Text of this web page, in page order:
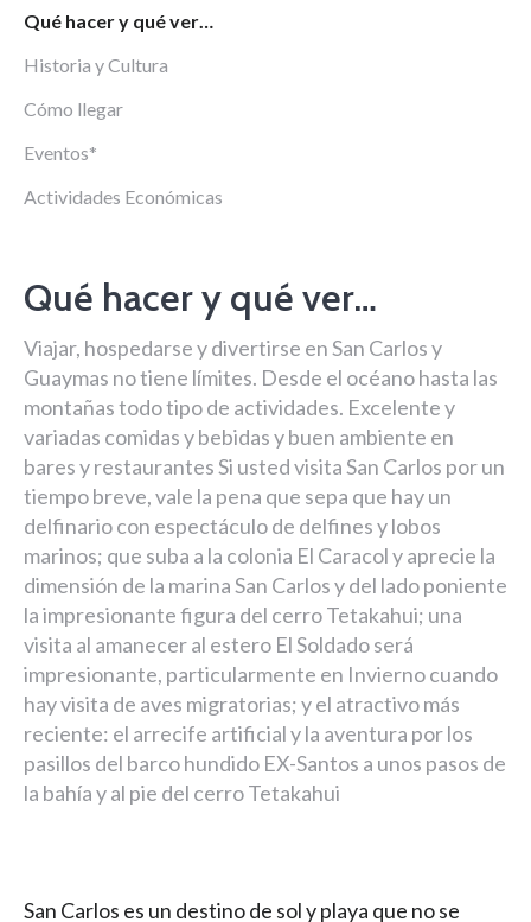
Qué hacer y qué ver…
Historia y Cultura
Cómo llegar
Eventos*
Actividades Económicas
Qué hacer y qué ver…
Viajar, hospedarse y divertirse en San Carlos y
Guaymas no tiene límites. Desde el océano hasta las
montañas todo tipo de actividades. Excelente y
variadas comidas y bebidas y buen ambiente en
bares y restaurantes Si usted visita San Carlos por un
tiempo breve, vale la pena que sepa que hay un
delfinario con espectáculo de delfines y lobos
marinos; que suba a la colonia El Caracol y aprecie la
dimensión de la marina San Carlos y del lado poniente
la impresionante figura del cerro Tetakahui; una
visita al amanecer al estero El Soldado será
impresionante, particularmente en Invierno cuando
hay visita de aves migratorias; y el atractivo más
reciente: el arrecife artificial y la aventura por los
pasillos del barco hundido EX-Santos a unos pasos de
la bahía y al pie del cerro Tetakahui
San Carlos es un destino de sol y playa que no se